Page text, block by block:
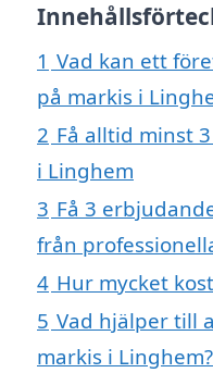
1 Vad kan ett
på markis i
2 Få alltid minst
i Linghem
3 Få 3
från
4 Hur mycket
5 Vad hjälper till
markis i Linghem?